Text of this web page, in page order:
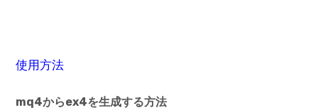
使用方法
mq4からex4を生成する方法